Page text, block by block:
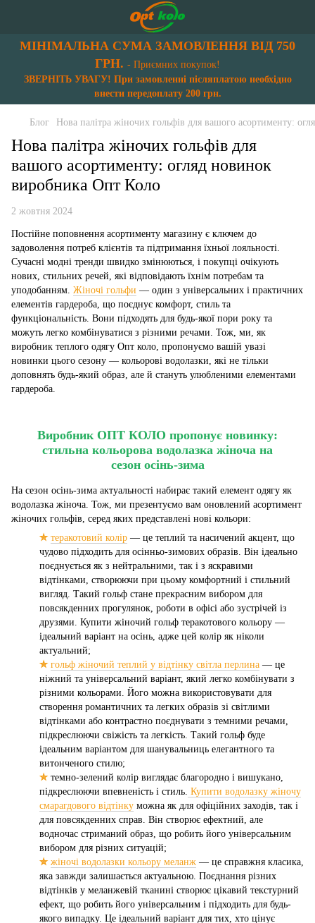
МІНІМАЛЬНА СУМА ЗАМОВЛЕННЯ ВІД 750
ГРН. - Приємних покупок!
ЗВЕРНІТЬ УВАГУ! При замовленні післяплатою необхідно
внести передоплату 200 грн.
Блог Нова палітра жіночих гольфів для вашого асортименту:
Нова палітра жіночих гольфів для
вашого асортименту: огляд новинок
виробника Опт Коло
2 жовтня 2024
Постійне поповнення асортименту магазину є ключем до
задоволення потреб клієнтів та підтримання їхньої лояльності.
Сучасні модні тренди швидко змінюються, і покупці очікують
нових, стильних речей, які відповідають їхнім потребам та
уподобанням. Жіночі гольфи — один з універсальних і практичних
елементів гардероба, що поєднує комфорт, стиль та
функціональність. Вони підходять для будь-якої пори року та
можуть легко комбінуватися з різними речами. Тож, ми, як
виробник теплого одягу Опт коло, пропонуємо вашій увазі
новинки цього сезону — кольорові водолазки, які не тільки
доповнять будь-який образ, але й стануть улюбленими елементами
гардероба.
Виробник ОПТ КОЛО пропонує новинку:
стильна кольорова водолазка жіноча на
сезон осінь-зима
На сезон осінь-зима актуальності набирає такий елемент одягу як
водолазка жіноча. Тож, ми презентуємо вам оновлений асортимент
жіночих гольфів, серед яких представлені нові кольори:
✮ теракотовий колір — це теплий та насичений акцент, що
чудово підходить для осінньо-зимових образів. Він ідеально
поєднується як з нейтральними, так і з яскравими
відтінками, створюючи при цьому комфортний і стильний
вигляд. Такий гольф стане прекрасним вибором для
повсякденних прогулянок, роботи в офісі або зустрічей із
друзями. Купити жіночий гольф теракотового кольору —
ідеальний варіант на осінь, адже цей колір як ніколи
актуальний;
✮ гольф жіночий теплий у відтінку світла перлина — це
ніжний та універсальний варіант, який легко комбінувати з
різними кольорами. Його можна використовувати для
створення романтичних та легких образів зі світлими
відтінками або контрастно поєднувати з темними речами,
підкреслюючи свіжість та легкість. Такий гольф буде
ідеальним варіантом для шанувальниць елегантного та
витонченого стилю;
✮ темно-зелений колір виглядає благородно і вишукано,
підкреслюючи впевненість і стиль. Купити водолазку жіночу
смарагдового відтінку можна як для офіційних заходів, так і
для повсякденних справ. Він створює ефектний, але
водночас стриманий образ, що робить його універсальним
вибором для різних ситуацій;
✮ жіночі водолазки кольору меланж — це справжня класика,
яка завжди залишається актуальною. Поєднання різних
відтінків у меланжевій тканині створює цікавий текстурний
ефект, що робить його універсальним і підходить для будь-
якого випадку. Це ідеальний варіант для тих, хто цінує